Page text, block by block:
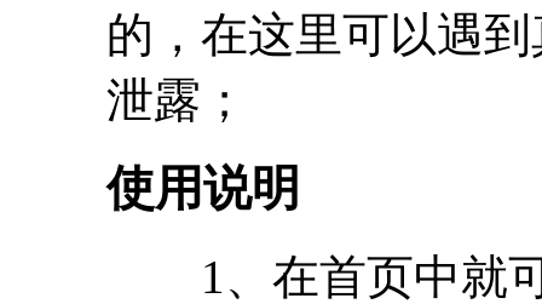
的，在这里可以遇
泄露；
使用说明
1、在首页中就可